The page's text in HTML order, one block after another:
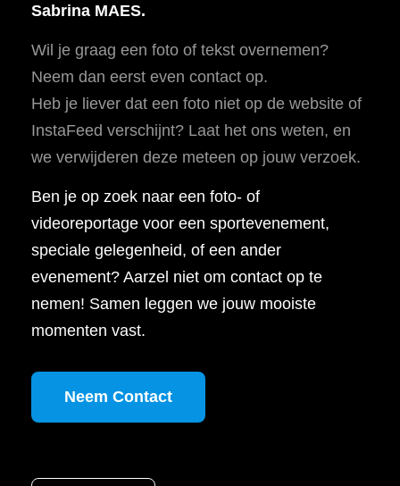
Sabrina MAES.
Wil je graag een foto of tekst overnemen?
Neem dan eerst even contact op.
Heb je liever dat een foto niet op de website of
InstaFeed verschijnt? Laat het ons weten, en
we verwijderen deze meteen op jouw verzoek.
Ben je op zoek naar een foto- of
videoreportage voor een sportevenement,
speciale gelegenheid, of een ander
evenement? Aarzel niet om contact op te
nemen! Samen leggen we jouw mooiste
momenten vast.
Neem Contact